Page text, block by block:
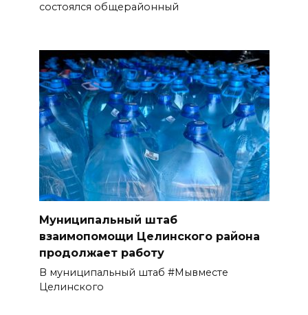
состоялся общерайонный
Муниципальный штаб
взаимопомощи Целинского района
продолжает работу
В муниципальный штаб #Мывместе
Целинского